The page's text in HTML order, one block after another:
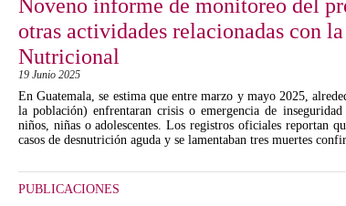
Noveno informe de monitoreo del
otras actividades relacionadas con
Nutricional
19 Junio 2025
En Guatemala, se estima que entre marzo y mayo 2025,
la población) enfrentaran crisis o emergencia de
niños, niñas o adolescentes. Los registros oficiales reportan
casos de desnutrición aguda y se lamentaban tres muertes
PUBLICACIONES